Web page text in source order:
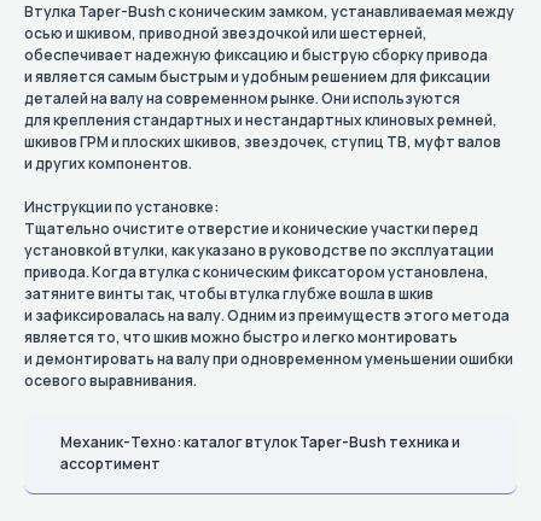
Втулка Taper-Bush с коническим замком, устанавливаемая между
осью и шкивом, приводной звездочкой или шестерней,
обеспечивает надежную фиксацию и быструю сборку привода
и является самым быстрым и удобным решением для фиксации
деталей на валу на современном рынке. Они используются
для крепления стандартных и нестандартных клиновых ремней,
шкивов ГРМ и плоских шкивов, звездочек, ступиц TB, муфт валов
и других компонентов.
Инструкции по установке:
Тщательно очистите отверстие и конические участки перед
установкой втулки, как указано в руководстве по эксплуатации
привода. Когда втулка с коническим фиксатором установлена,
затяните винты так, чтобы втулка глубже вошла в шкив
и зафиксировалась на валу. Одним из преимуществ этого метода
является то, что шкив можно быстро и легко монтировать
и демонтировать на валу при одновременном уменьшении ошибки
осевого выравнивания.
Механик-Техно: каталог втулок Taper-Bush техника и
ассортимент